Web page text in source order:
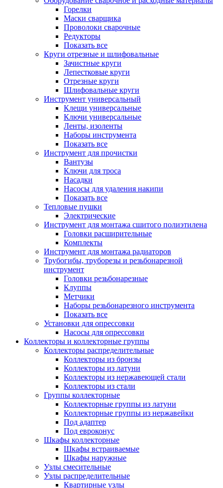
Горелки
Маски сварщика
Проволоки сварочные
Редукторы
Показать все
Круги отрезные и шлифовальные
Зачистные круги
Лепестковые круги
Отрезные круги
Шлифовальные круги
Инструмент универсальный
Клещи универсальные
Ключи универсальные
Ленты, изоленты
Наборы инструмента
Показать все
Инструмент для прочистки
Вантузы
Ключи для троса
Насадки
Насосы для удаления накипи
Показать все
Тепловые пушки
Электрические
Инструмент для монтажа сшитого полиэтилена
Головки расширительные
Комплекты
Инструмент для монтажа радиаторов
Трубогибы, труборезы и резьбонарезной
инструмент
Головки резьбонарезные
Клуппы
Метчики
Наборы резьбонарезного инструмента
Показать все
Установки для опрессовки
Насосы для опрессовки
Коллекторы и коллекторные группы
Коллекторы распределительные
Коллекторы из бронзы
Коллекторы из латуни
Коллекторы из нержавеющей стали
Коллекторы из стали
Группы коллекторные
Коллекторные группы из латуни
Коллекторные группы из нержавейки
Под адаптер
Под евроконус
Шкафы коллекторные
Шкафы встраиваемые
Шкафы наружные
Узлы смесительные
Узлы распределительные
Квартирные узлы